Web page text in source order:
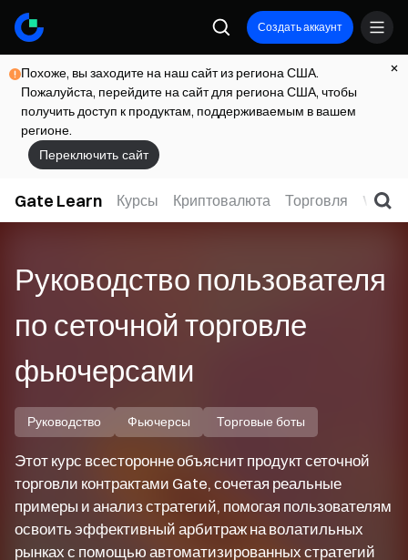
Создать аккаунт
Похоже, вы заходите на наш сайт из региона США.
Пожалуйста, перейдите на сайт для региона США, чтобы
получить доступ к продуктам, поддерживаемым в вашем
регионе.
Переключить сайт
Gate Learn Курсы Криптовалюта Торговля Web3
Руководство пользователя
по сеточной торговле
фьючерсами
Руководство Фьючерсы Торговые боты
Этот курс всесторонне объяснит продукт сеточной
торговли контрактами Gate, сочетая реальные
примеры и анализ стратегий, помогая пользователям
освоить эффективный арбитраж на волатильных
рынках с помощью автоматизированных стратегий